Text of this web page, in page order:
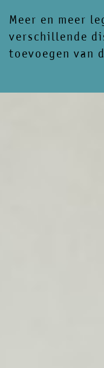
Meer en meer
verschillende
toevoegen van